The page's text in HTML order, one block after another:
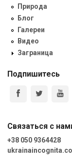
Природа
Блог
Галереи
Видео
Заграница
Подпишитесь
Связаться с
+38 050 9364428